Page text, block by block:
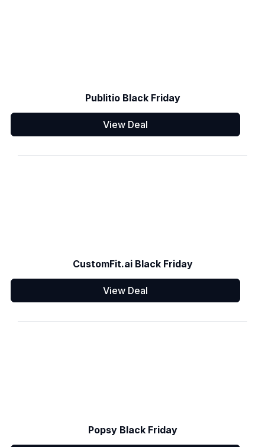
Publitio Black Friday
View Deal
CustomFit.ai Black Friday
View Deal
Popsy Black Friday